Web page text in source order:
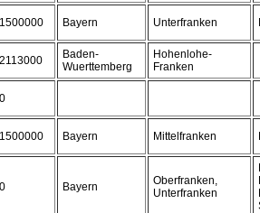
1500000 Bayern Unterfranken
2113000
Baden-
Wuerttemberg
Hohenlohe-
Franken
0
1500000 Bayern Mittelfranken
0 Bayern
Oberfranken,
Unterfranken